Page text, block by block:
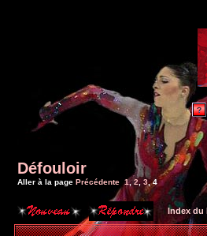
Défouloir
Aller à la page Précédente 1,2 3,4
Index du